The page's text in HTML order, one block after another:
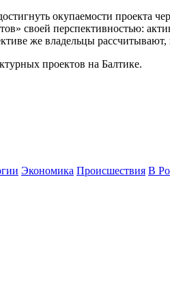
окупаемости
своей перспективностью:
же владельцы
проектов на Балтике.
Экономика Происшествия В